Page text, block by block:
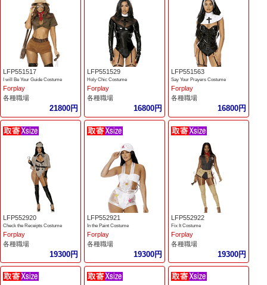
LFP551517
I will Be Your Guide Costume
Forplay
各種職場
21800円
LFP551529
Holy Chic Costume
Forplay
各種職場
16800円
LFP551563
Say Your Prayers Costume
Forplay
各種職場
16800円
LFP552920
Check the Receipts Costume
Forplay
各種職場
19300円
LFP552921
In the Paint Costume
Forplay
各種職場
19300円
LFP552922
Fix It Costume
Forplay
各種職場
19300円